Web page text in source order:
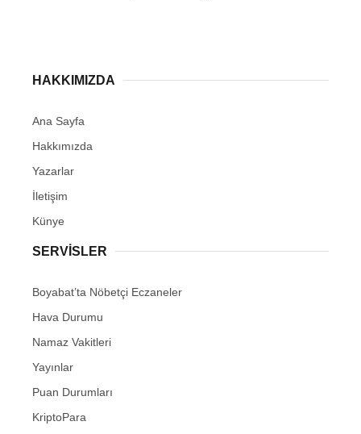
HAKKIMIZDA
Ana Sayfa
Hakkımızda
Yazarlar
İletişim
Künye
SERVISLER
Boyabat’ta Nöbetçi Eczaneler
Hava Durumu
Namaz Vakitleri
Yayınlar
Puan Durumları
KriptoPara